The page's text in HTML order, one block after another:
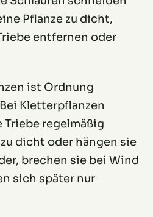
Pflanze zu dicht,
entfernen oder
ist Ordnung
Kletterpflanzen
regelmäßig
dicht oder hängen sie
brechen sie bei Wind
sich später nur